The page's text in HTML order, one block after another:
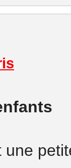
une